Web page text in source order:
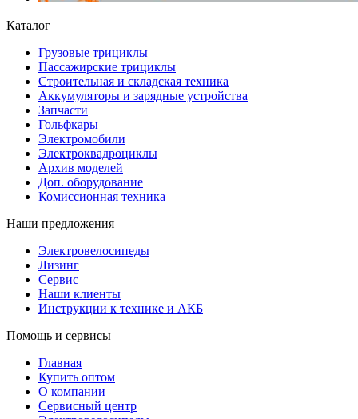
Каталог
Грузовые трициклы
Пассажирские трициклы
Строительная и складская техника
Аккумуляторы и зарядные устройства
Запчасти
Гольфкары
Электромобили
Электроквадроциклы
Архив моделей
Доп. оборудование
Комиссионная техника
Наши предложения
Электровелосипеды
Лизинг
Сервис
Наши клиенты
Инструкции к технике и АКБ
Помощь и сервисы
Главная
Купить оптом
О компании
Сервисный центр